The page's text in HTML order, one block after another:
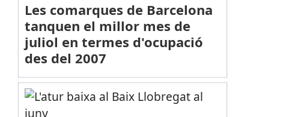
Les comarques de Barcelona
tanquen el millor mes de
juliol en termes d'ocupació
des del 2007